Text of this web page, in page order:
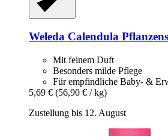
Weleda Calendula
Mit feinem Duft
Besonders milde Pflege
Für empfindliche Baby- &
5,69 € (56,90 € / kg)
Zustellung bis 12. August